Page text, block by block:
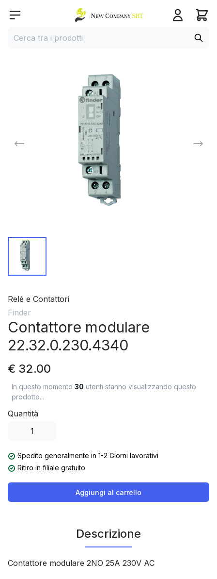
Open menu
Home page
Cerca
Relè e Contattori
Finder
Contattore modulare
22.32.0.230.4340
€ 32.00
In questo momento 30 utenti stanno visualizzando questo
prodotto...
Quantità
Spedito generalmente in 1-2 Giorni lavorativi
Ritiro in filiale gratuito
Aggiungi al carrello
Descrizione
Contattore modulare 2NO 25A 230V AC